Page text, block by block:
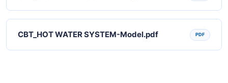
CBT_HOT WATER SYSTEM-Model.pdf PDF